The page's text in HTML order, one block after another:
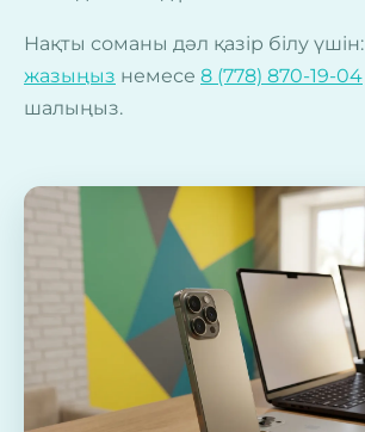
Нақты соманы дәл қазір білу үшін:
жазыңыз немесе 8 (778) 870-19-04
шалыңыз.